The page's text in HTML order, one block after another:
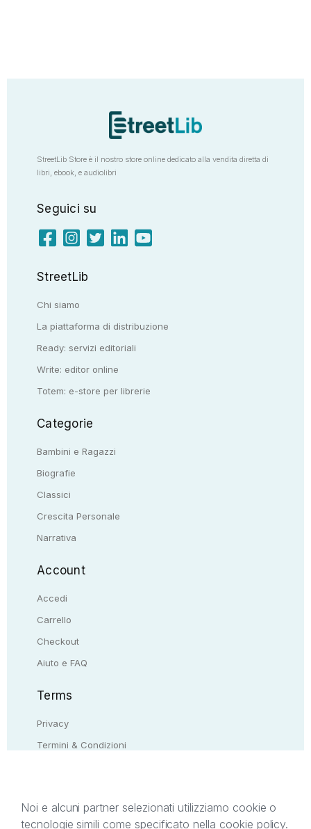
StreetLib Store è il nostro store online dedicato alla vendita diretta di
libri, ebook, e audiolibri
Seguici su
StreetLib
Chi siamo
La piattaforma di distribuzione
Ready: servizi editoriali
Write: editor online
Totem: e-store per librerie
Categorie
Bambini e Ragazzi
Biografie
Classici
Crescita Personale
Narrativa
Account
Accedi
Carrello
Checkout
Aiuto e FAQ
Terms
Privacy
Termini & Condizioni
Noi e alcuni partner selezionati utilizziamo cookie o
tecnologie simili come specificato nella cookie policy.